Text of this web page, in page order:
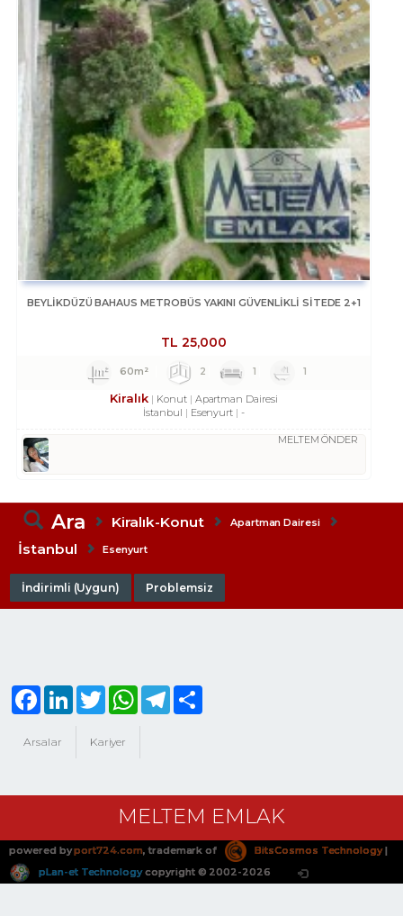
BEYLİKDÜZÜ BAHAUS METROBÜS YAKINI GÜVENLİKLİ SİTEDE 2+1
TL 25,000
60m² 2 1 1
Kiralık Konut
Apartman Dairesi
İstanbul
Esenyurt -
MELTEM ÖNDER
Ara Kiralık-Konut Apartman Dairesi
İstanbul Esenyurt
İndirimli (Uygun) Problemsiz
Arsalar Kariyer
FacebookLinkedInTwitter WhatsAppTelegram
MELTEM EMLAK
powered byport724.com, trademark of BitsCosmos Technology|
pLan-et Technologycopyright © 2002-2026